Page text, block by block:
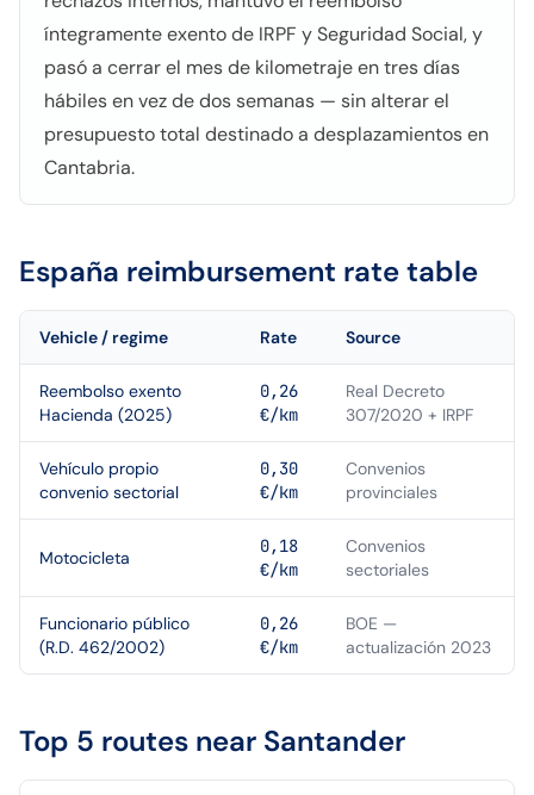
íntegramente exento de IRPF y Seguridad Social, y
pasó a cerrar el mes de kilometraje en tres días
hábiles en vez de dos semanas — sin alterar el
presupuesto total destinado a desplazamientos en
Cantabria.
España reimbursement rate table
Vehicle / regime Rate Source
Reembolso exento
Hacienda (2025)
0,26
€/km
Real Decreto
307/2020 + IRPF
Vehículo propio
convenio sectorial
0,30
€/km
Convenios
provinciales
Motocicleta
0,18
€/km
Convenios
sectoriales
Funcionario público
(R.D. 462/2002)
0,26
€/km
BOE —
actualización 2023
Top 5 routes near Santander